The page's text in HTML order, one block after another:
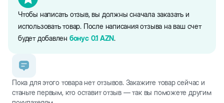
Чтобы написать отзыв, вы должны сначала заказать и
использовать товар. После написания отзыва на ваш счет
будет добавлен бонус 0.1 AZN.
Пока для этого товара нет отзывов. Закажите товар сейчас и
станьте первым, кто оставит отзыв — так вы поможете другим